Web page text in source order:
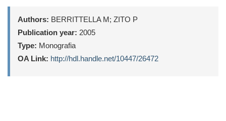
Authors: BERRITTELLA M; ZITO P
Publication year: 2005
Type: Monografia
OA Link: http://hdl.handle.net/10447/26472